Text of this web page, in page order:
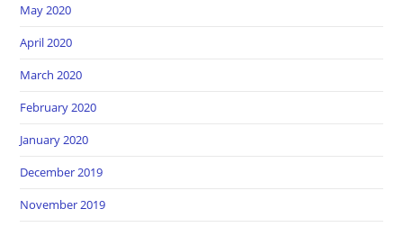
May 2020
April 2020
March 2020
February 2020
January 2020
December 2019
November 2019